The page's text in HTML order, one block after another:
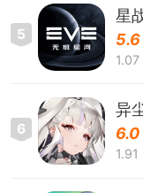
5
星
5.6
1.07
6
异
6.0
1.91